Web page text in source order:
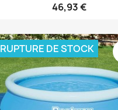
46,93 €
RUPTURE DE STOCK